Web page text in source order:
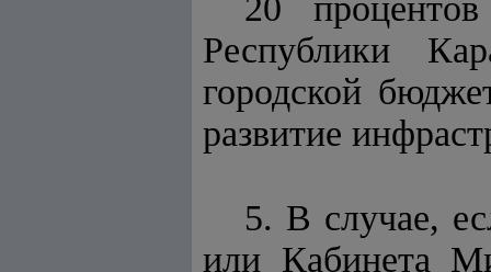
20
Республики
городской
развитие
5. В случае,
или Кабинета